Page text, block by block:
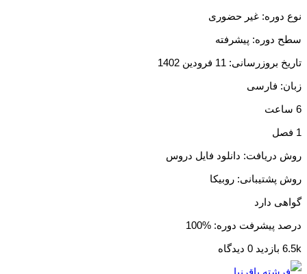
نوع دوره: غیر حضوری
سطح دوره: پیشرفته
تاریخ بروزرسانی: 11 فرودین 1402
زبان: فارسی
6 ساعت
1 فصل
روش دریافت: دانلود فایل دروس
روش پشتیبانی: روبیکا
گواهی دارد
درصد پیشرفت دوره: %100
6.5k بازدید